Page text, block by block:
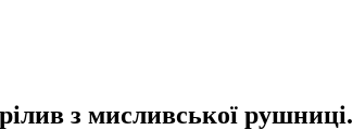
з мисливської рушниці.